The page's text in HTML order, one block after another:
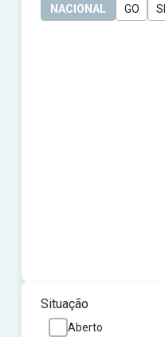
NACIONAL GO
Situação
Aberto